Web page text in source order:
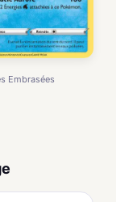
Embrasées